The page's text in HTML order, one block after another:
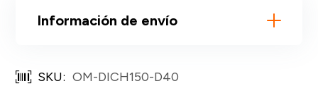
Información de envío
SKU: OM-DICH150-D40